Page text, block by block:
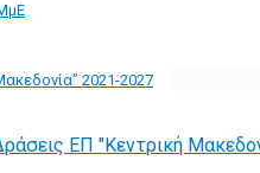
2021-2027
ΕΠ "Κεντρική